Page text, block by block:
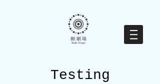
Testing